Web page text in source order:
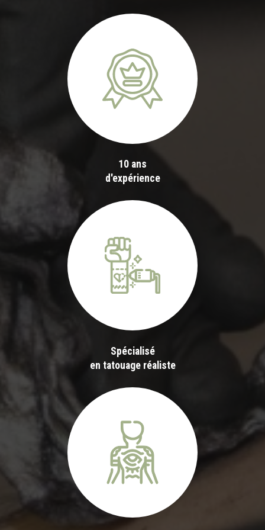
10 ans
d'expérience
Spécialisé
en tatouage réaliste